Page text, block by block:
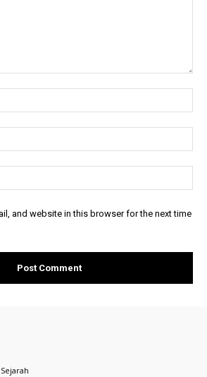
and website in this browser for the next time
Sejarah